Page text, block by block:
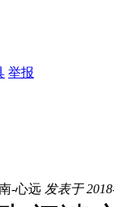
举报
-心远 发表于